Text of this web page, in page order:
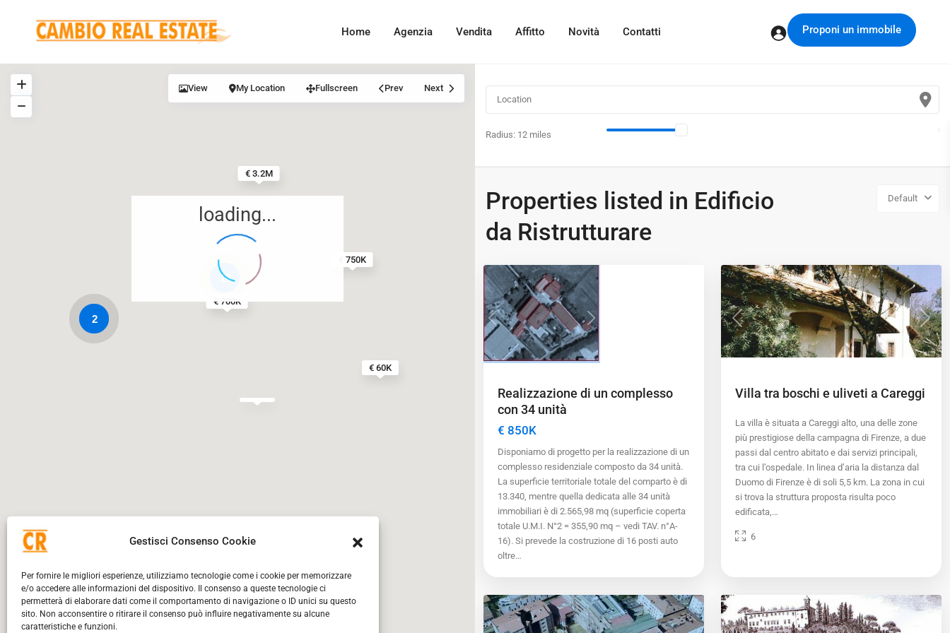
Gestisci Consenso Cookie
Per fornire le migliori esperienze, utilizziamo tecnologie come i cookie per memorizzare
e/o accedere alle informazioni del dispositivo. Il consenso a queste tecnologie ci
permetterà di elaborare dati come il comportamento di navigazione o ID unici su questo
sito. Non acconsentire o ritirare il consenso può influire negativamente su alcune
caratteristiche e funzioni.
Home Agenzia Vendita Affitto Novità Contatti Proponi un immobile
€ 3.9M
€ 750K
€ 3.2M
€ 700K
€ 60K
18
2
loading...
View My Location Fullscreen Prev Next
Radius: 12 miles
Default
Properties listed in Edificio
da Ristrutturare
Previous Next
Realizzazione di un complesso
con 34 unità
€ 850K
Disponiamo di progetto per la realizzazione di un
complesso residenziale composto da 34 unità.
La superficie territoriale totale del comparto è di
13.340, mentre quella dedicata alle 34 unità
immobiliari è di 2.565,98 mq (superficie coperta
totale U.M.I. N°2 = 355,90 mq – vedi TAV. n°A-
16). Si prevede la costruzione di 16 posti auto
oltre…
Previous Next
Villa tra boschi e uliveti a Careggi
La villa è situata a Careggi alto, una delle zone
più prestigiose della campagna di Firenze, a due
passi dal centro abitato e dai servizi principali,
tra cui l’ospedale. In linea d’aria la distanza dal
Duomo di Firenze è di soli 5,5 km. La zona in cui
si trova la struttura proposta risulta poco
edificata,…
6
Utilizziamo i cookie per personalizzare contenuti ed annunci, per fornire funzionalità dei social media e per analizzare il nostro
traffico. Condividiamo inoltre informazioni sul modo in cui utilizza il nostro sito con i nostri partner che si occupano di analisi dei
dati web, pubblicità e social media, i quali potrebbero combinarle con altre informazioni che ha fornito loro o che hanno raccolto
dal suo utilizzo dei loro servizi.
Necessario